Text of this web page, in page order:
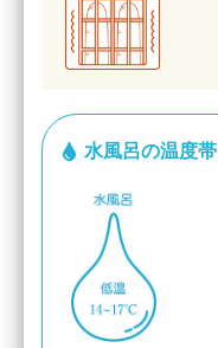
水風呂の温度帯